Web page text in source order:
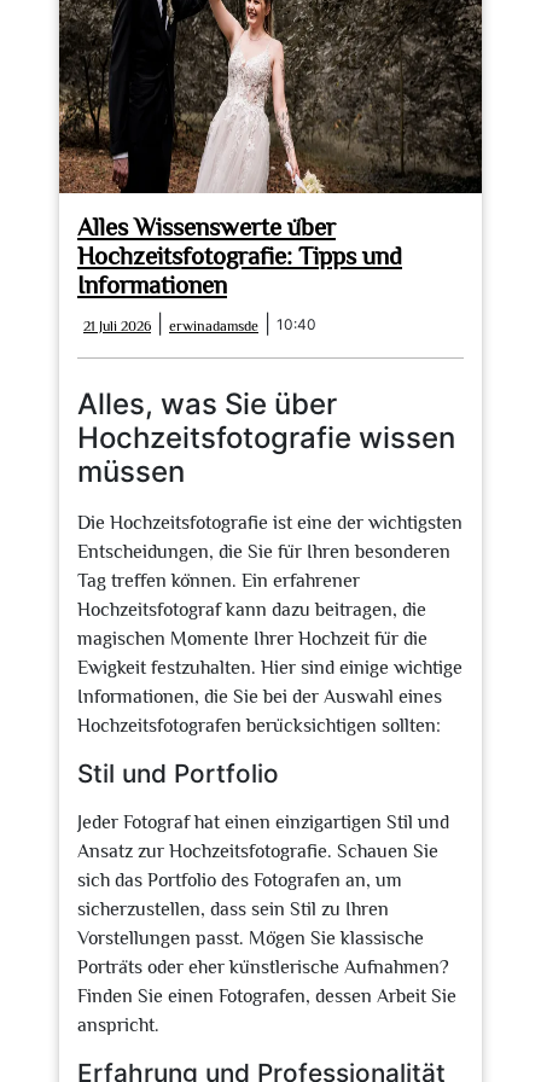
Alles Wissenswerte über
Hochzeitsfotografie: Tipps und
Informationen
21 Juli 2026
Juli
2026
erwinadamsde erwinadamsde
10:40
Alles, was Sie über
Hochzeitsfotografie wissen
müssen
Die Hochzeitsfotografie ist eine der wichtigsten
Entscheidungen, die Sie für Ihren besonderen
Tag treffen können. Ein erfahrener
Hochzeitsfotograf kann dazu beitragen, die
magischen Momente Ihrer Hochzeit für die
Ewigkeit festzuhalten. Hier sind einige wichtige
Informationen, die Sie bei der Auswahl eines
Hochzeitsfotografen berücksichtigen sollten:
Stil und Portfolio
Jeder Fotograf hat einen einzigartigen Stil und
Ansatz zur Hochzeitsfotografie. Schauen Sie
sich das Portfolio des Fotografen an, um
sicherzustellen, dass sein Stil zu Ihren
Vorstellungen passt. Mögen Sie klassische
Porträts oder eher künstlerische Aufnahmen?
Finden Sie einen Fotografen, dessen Arbeit Sie
anspricht.
Erfahrung und Professionalität